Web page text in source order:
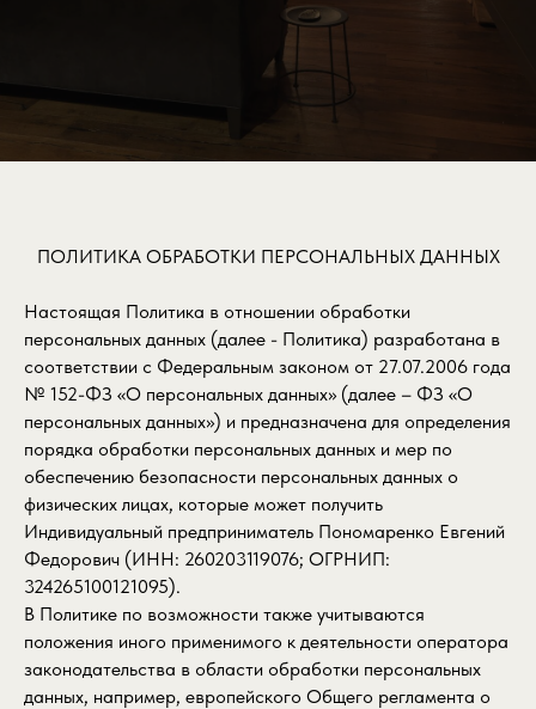
ПОЛИТИКА ОБРАБОТКИ ПЕРСОНАЛЬНЫХ ДАННЫХ
Настоящая Политика в отношении обработки
персональных данных (далее - Политика) разработана в
соответствии с Федеральным законом от 27.07.2006 года
№ 152-ФЗ «О персональных данных» (далее – ФЗ «О
персональных данных») и предназначена для определения
порядка обработки персональных данных и мер по
обеспечению безопасности персональных данных о
физических лицах, которые может получить
Индивидуальный предприниматель Пономаренко Евгений
Федорович (ИНН: 260203119076; ОГРНИП:
324265100121095).
В Политике по возможности также учитываются
положения иного применимого к деятельности оператора
законодательства в области обработки персональных
данных, например, европейского Общего регламента о